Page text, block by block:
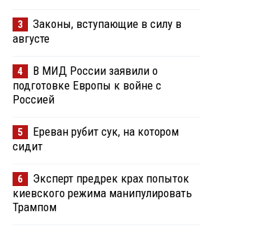
3
Законы, вступающие в силу в
августе
4
В МИД России заявили о
подготовке Европы к войне с
Россией
5
Ереван рубит сук, на котором
сидит
6
Эксперт предрек крах попыток
киевского режима манипулировать
Трампом